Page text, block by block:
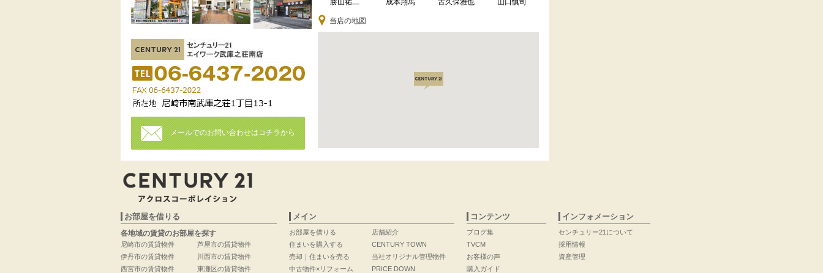
メールでのお問い合わせはコチラから
勝山祐二 成本翔馬 古久保雅也 山口慎司
当店の地図
お部屋を借りる
各地域の賃貸のお部屋を探す
尼崎市の賃貸物件
伊丹市の賃貸物件
西宮市の賃貸物件
芦屋市の賃貸物件
川西市の賃貸物件
東灘区の賃貸物件
メイン
お部屋を借りる
住まいを購入する
売却｜住まいを売る
中古物件×リフォーム
店舗紹介
CENTURY TOWN
当社オリジナル管理物件
PRICE DOWN
コンテンツ
ブログ集
TVCM
お客様の声
購入ガイド
インフォメーション
センチュリー21について
採用情報
資産管理